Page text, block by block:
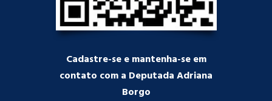
Cadastre-se e mantenha-se em
contato com a Deputada Adriana
Borgo